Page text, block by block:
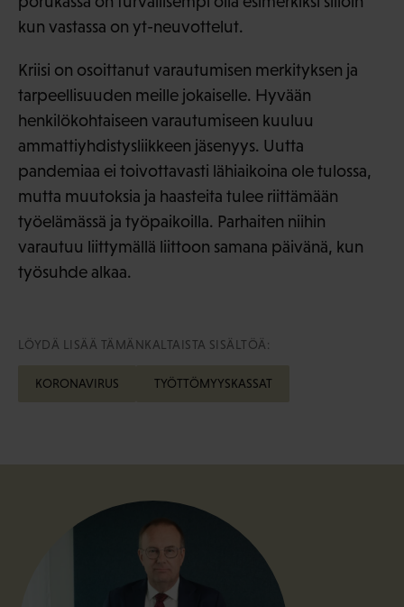
kun vastassa on yt-neuvottelut.
Kriisi on osoittanut varautumisen merkityksen ja
tarpeellisuuden meille jokaiselle. Hyvään
henkilökohtaiseen varautumiseen kuuluu
ammattiyhdistysliikkeen jäsenyys. Uutta
pandemiaa ei toivottavasti lähiaikoina ole tulossa,
mutta muutoksia ja haasteita tulee riittämään
työelämässä ja työpaikoilla. Parhaiten niihin
varautuu liittymällä liittoon samana päivänä, kun
työsuhde alkaa.
LÖYDÄ LISÄÄ TÄMÄNKALTAISTA SISÄLTÖÄ:
KORONAVIRUS TYÖTTÖMYYSKASSAT